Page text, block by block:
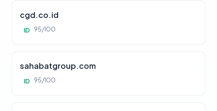
cgd.co.id
ID 95/100
sahabatgroup.com
ID 95/100